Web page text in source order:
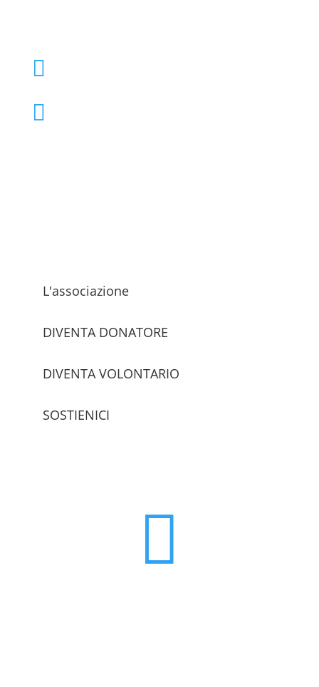


L'associazione
DIVENTA DONATORE
DIVENTA VOLONTARIO
SOSTIENICI
